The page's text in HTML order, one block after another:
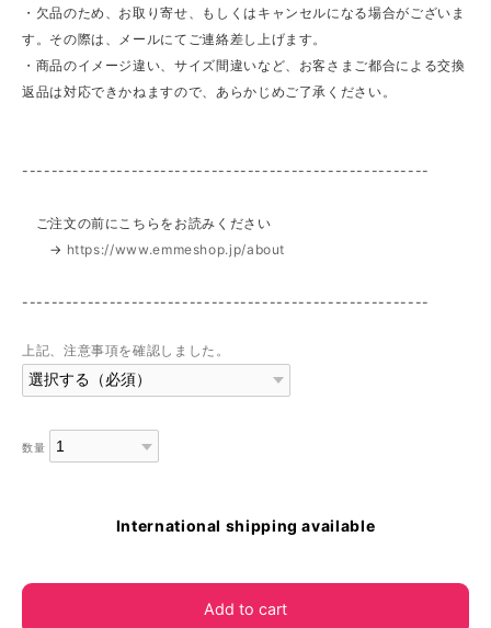
・欠品のため、お取り寄せ、もしくはキャンセルになる場合がございま
す。その際は、メールにてご連絡差し上げます。
・商品のイメージ違い、サイズ間違いなど、お客さまご都合による交換
返品は対応できかねますので、あらかじめご了承ください。
--------------------------------------------------------
ご注文の前にこちらをお読みください
→ https://www.emmeshop.jp/about
--------------------------------------------------------
上記、注意事項を確認しました。
数量
International shipping available
Add to cart